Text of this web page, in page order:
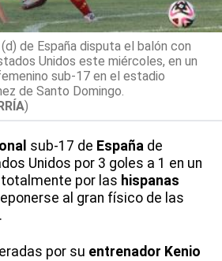
de España disputa el balón con
Unidos este miércoles, en un
sub-17 en el estadio
de Santo Domingo.
)
sub-17 de España de
Unidos por 3 goles a 1 en un
por las hispanas
al gran físico de las
.
por su entrenador Kenio